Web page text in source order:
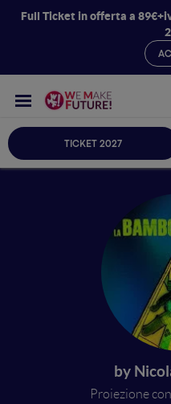
Full Ticket in offerta a
TICKET 2027
by
Proiezione